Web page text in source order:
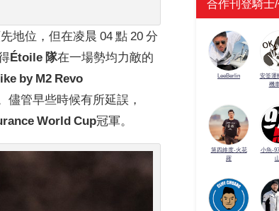
地位，但在凌晨 04 點 20 分
Étoile 隊在一場勢均力敵的
by M2 Revo
儘管早些時候有所延誤，
World Cup冠軍。
合作刊登騎士
LeeBerlin
安筌運
機
第四維度-火花
羅
小魚-